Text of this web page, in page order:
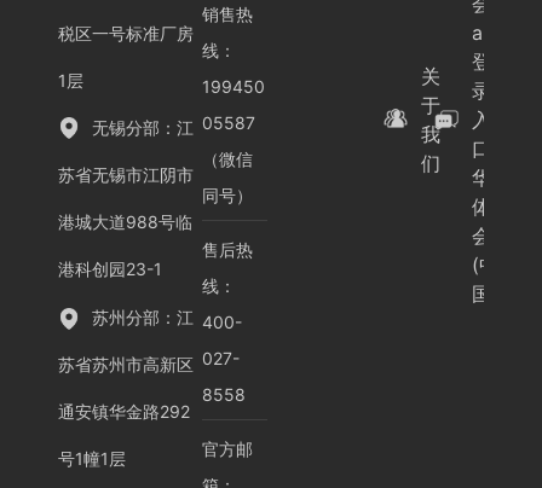
税区一号标准厂房
1层
无锡分部：江
苏省无锡市江阴市
港城大道988号临
港科创园23-1
苏州分部：江
苏省苏州市高新区
通安镇华金路292
号1幢1层
销售热
线：
199450
05587
（微信
同号）
售后热
线：
400-
027-
8558
官方邮
关
于
我
们
app
登
录
入
口-
华
体
会
(中
国)